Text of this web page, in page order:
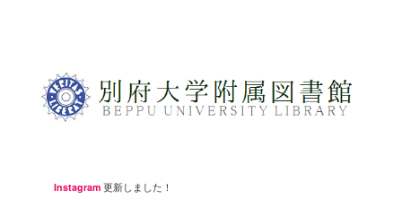
Instagram 更新しました！